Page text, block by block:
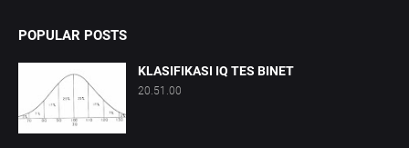
POPULAR POSTS
KLASIFIKASI IQ TES BINET
20.51.00